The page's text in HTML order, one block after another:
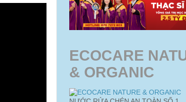
ECOCARE
& ORGANIC